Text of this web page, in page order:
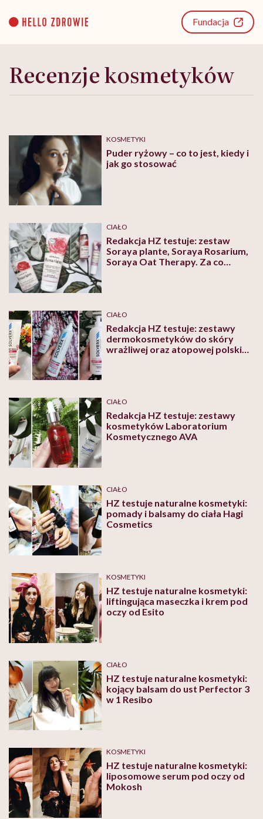
content
Fundacja
Recenzje kosmetyków
KOSMETYKI
Puder ryżowy – co to jest, kiedy i
jak go stosować
CIAŁO
Redakcja HZ testuje: zestaw
Soraya plante, Soraya Rosarium,
Soraya Oat Therapy. Za co
CIAŁO
Redakcja HZ testuje: zestawy
dermokosmetyków do skóry
wrażliwej oraz atopowej polskiej
CIAŁO
Redakcja HZ testuje: zestawy
kosmetyków Laboratorium
Kosmetycznego AVA
CIAŁO
HZ testuje naturalne kosmetyki:
pomady i balsamy do ciała Hagi
Cosmetics
KOSMETYKI
HZ testuje naturalne kosmetyki:
liftingująca maseczka i krem pod
oczy od Esito
CIAŁO
HZ testuje naturalne kosmetyki:
kojący balsam do ust Perfector 3
w 1 Resibo
KOSMETYKI
HZ testuje naturalne kosmetyki:
liposomowe serum pod oczy od
Mokosh